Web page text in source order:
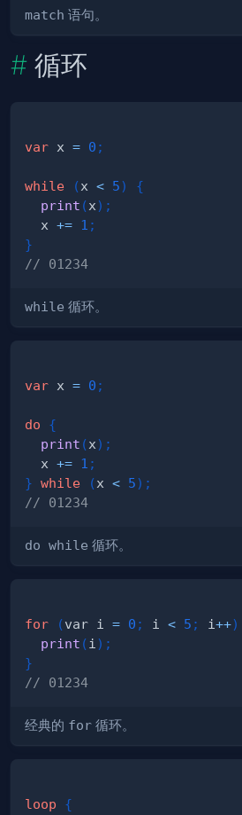
match 语句。
循环
var x = 0 ;
while (x < 5)
{
print (x) ;
  x
+= 1 ;
}
// 01234
while 循环。
var x = 0 ;
do
{
print (x) ;
  x
+= 1 ;
} while (x < 5) ;
// 01234
do while 循环。
for (var i = 0 ; i < 5 ; i++)
print ( i ) ;
}
// 01234
经典的 for 循环。
loop
{